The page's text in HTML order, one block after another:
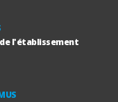
l'établissement